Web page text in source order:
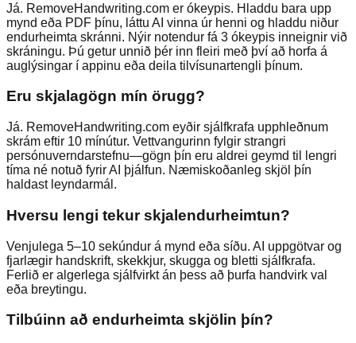
Já. RemoveHandwriting.com er ókeypis. Hladdu bara upp
mynd eða PDF þínu, láttu AI vinna úr henni og hladdu niður
endurheimta skránni. Nýir notendur fá 3 ókeypis inneignir við
skráningu. Þú getur unnið þér inn fleiri með því að horfa á
auglýsingar í appinu eða deila tilvísunartengli þínum.
Eru skjalagögn mín örugg?
Já. RemoveHandwriting.com eyðir sjálfkrafa upphleðnum
skrám eftir 10 mínútur. Vettvangurinn fylgir strangri
persónuverndarstefnu—gögn þín eru aldrei geymd til lengri
tíma né notuð fyrir AI þjálfun. Næmiskoðanleg skjöl þín
haldast leyndarmál.
Hversu lengi tekur skjalendurheimtun?
Venjulega 5–10 sekúndur á mynd eða síðu. AI uppgötvar og
fjarlægir handskrift, skekkjur, skugga og bletti sjálfkrafa.
Ferlið er algerlega sjálfvirkt án þess að þurfa handvirk val
eða breytingu.
Tilbúinn að endurheimta skjölin þín?